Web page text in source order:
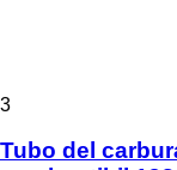
3
Tubo del